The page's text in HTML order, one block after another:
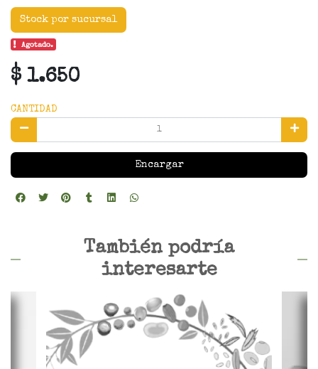
Stock por sucursal
Agotado.
$ 1.650
CANTIDAD
Encargar
También podría
interesarte